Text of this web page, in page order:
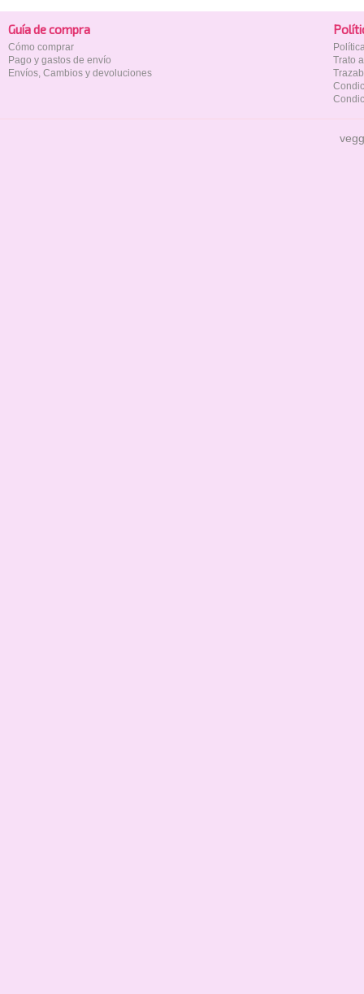
Guía de compra
Cómo comprar
Pago y gastos de envío
Envíos, Cambios y devoluciones
Trato